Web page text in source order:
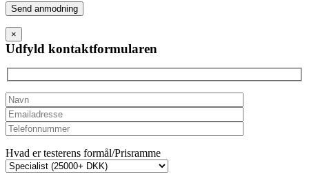
Please
leave
this
field
empty.
×
Udfyld kontaktformularen
Hvad er testerens formål/Prisramme